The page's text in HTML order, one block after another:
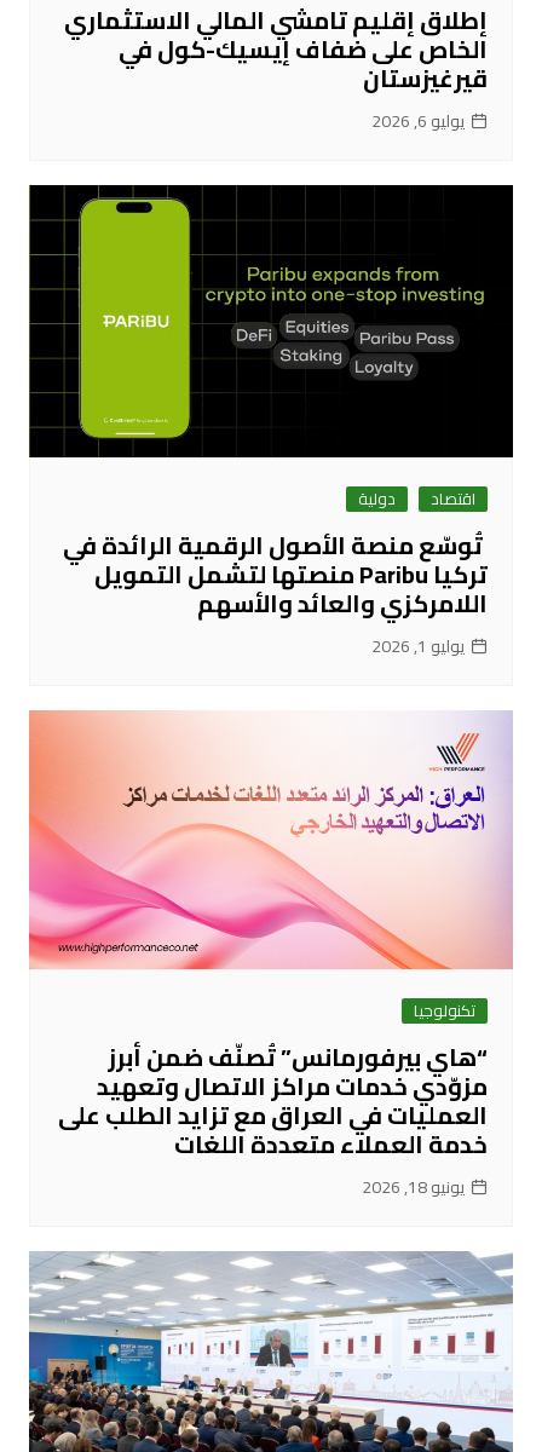
إطلاق إقليم تامشي المالي الاستثماري
الخاص على ضفاف إيسيك-كول في
قيرغيزستان
يوليو 6, 2026
اقتصاد دولية
تُوسّع منصة الأصول الرقمية الرائدة في
تركيا Paribu منصتها لتشمل التمويل
اللامركزي والعائد والأسهم
يوليو 1, 2026
تكنولوجيا
“هاي بيرفورمانس” تُصنّف ضمن أبرز
مزوّدي خدمات مراكز الاتصال وتعهيد
العمليات في العراق مع تزايد الطلب على
خدمة العملاء متعددة اللغات
يونيو 18, 2026